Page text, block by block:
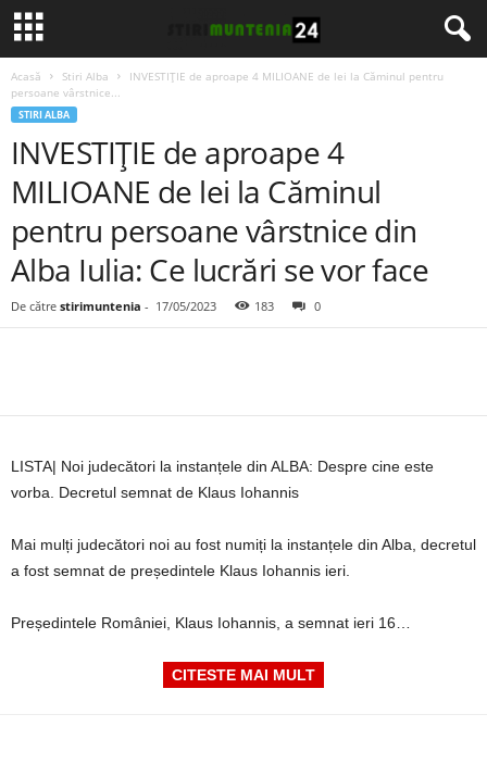
Acasă Stiri Alba
INVESTIȚIE de aproape 4 MILIOANE de lei la Căminul pentru
persoane vârstnice...
STIRI ALBA
INVESTIȚIE de aproape 4
MILIOANE de lei la Căminul
pentru persoane vârstnice din
Alba Iulia: Ce lucrări se vor face
De către stirimuntenia - 17/05/2023 183 0
LISTA| Noi judecători la instanțele din ALBA: Despre cine este
vorba. Decretul semnat de Klaus Iohannis
Mai mulți judecători noi au fost numiți la instanțele din Alba, decretul
a fost semnat de președintele Klaus Iohannis ieri.
Președintele României, Klaus Iohannis, a semnat ieri 16…
CITESTE MAI MULT